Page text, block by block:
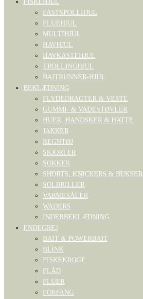
FISKEHJUL
FASTSPOLEHJUL
FLUEHJUL
MULTIHJUL
HAVHJUL
HAVKASTEHJUL
TROLLINGHJUL
BAITRUNNER-HJUL
BEKLÆDNING
FLYDEDRAGTER & VESTE
GUMMI- & VADESTØVLER
HUER, HANDSKER & HATTE
JAKKER
REGNTØJ
SKJORTER
SOKKER
SHORTS, KNICKERS & BUKSER
SOLBRILLER
VARMESÅLER
WADERS
INDERBEKLÆDNING
ENDEGREJ
BAIT & POWERBAIT
BLINK
FISKEKROGE
FLÅD
FLUER
FORFANG